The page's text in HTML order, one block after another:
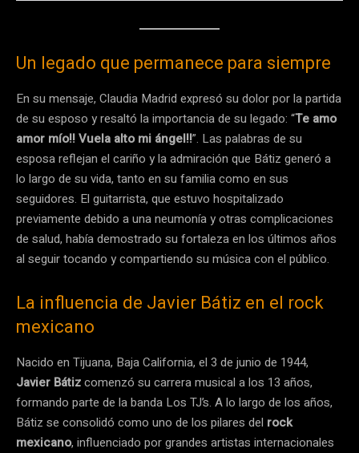
Un legado que permanece para siempre
En su mensaje, Claudia Madrid expresó su dolor por la partida
de su esposo y resaltó la importancia de su legado: “Te amo
amor mío!! Vuela alto mi ángel!!”. Las palabras de su
esposa reflejan el cariño y la admiración que Bátiz generó a
lo largo de su vida, tanto en su familia como en sus
seguidores. El guitarrista, que estuvo hospitalizado
previamente debido a una neumonía y otras complicaciones
de salud, había demostrado su fortaleza en los últimos años
al seguir tocando y compartiendo su música con el público.
La influencia de Javier Bátiz en el rock
mexicano
Nacido en Tijuana, Baja California, el 3 de junio de 1944,
Javier Bátizcomenzó su carrera musical a los 13 años,
formando parte de la banda Los TJ’s. A lo largo de los años,
Bátiz se consolidó como uno de los pilares del rock
mexicano, influenciado por grandes artistas internacionales